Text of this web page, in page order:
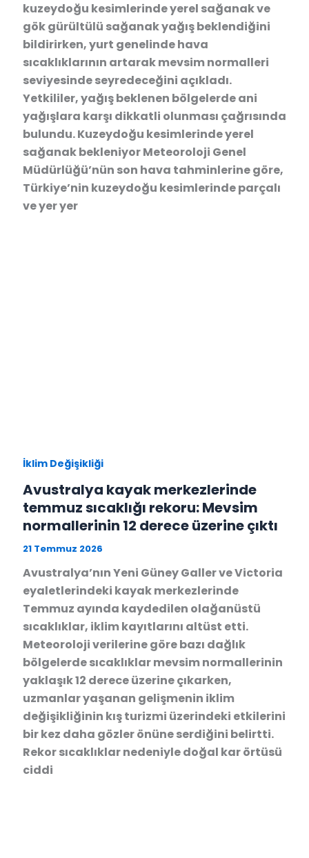
kuzeydoğu kesimlerinde yerel sağanak ve
gök gürültülü sağanak yağış beklendiğini
bildirirken, yurt genelinde hava
sıcaklıklarının artarak mevsim normalleri
seviyesinde seyredeceğini açıkladı.
Yetkililer, yağış beklenen bölgelerde ani
yağışlara karşı dikkatli olunması çağrısında
bulundu. Kuzeydoğu kesimlerinde yerel
sağanak bekleniyor Meteoroloji Genel
Müdürlüğü’nün son hava tahminlerine göre,
Türkiye’nin kuzeydoğu kesimlerinde parçalı
ve yer yer
İklim Değişikliği
Avustralya kayak merkezlerinde
temmuz sıcaklığı rekoru: Mevsim
normallerinin 12 derece üzerine çıktı
21 Temmuz 2026
Avustralya’nın Yeni Güney Galler ve Victoria
eyaletlerindeki kayak merkezlerinde
Temmuz ayında kaydedilen olağanüstü
sıcaklıklar, iklim kayıtlarını altüst etti.
Meteoroloji verilerine göre bazı dağlık
bölgelerde sıcaklıklar mevsim normallerinin
yaklaşık 12 derece üzerine çıkarken,
uzmanlar yaşanan gelişmenin iklim
değişikliğinin kış turizmi üzerindeki etkilerini
bir kez daha gözler önüne serdiğini belirtti.
Rekor sıcaklıklar nedeniyle doğal kar örtüsü
ciddi